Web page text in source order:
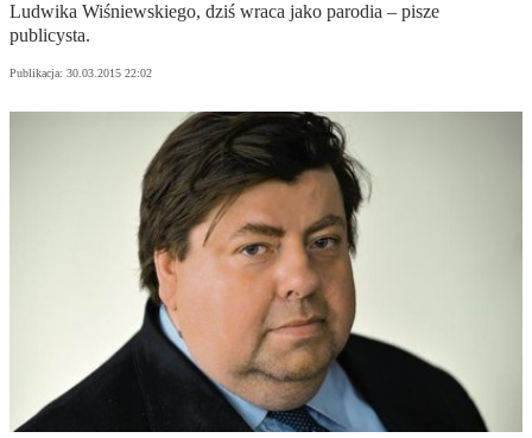
Ludwika Wiśniewskiego, dziś wraca jako parodia – pisze
publicysta.
Publikacja: 30.03.2015 22:02